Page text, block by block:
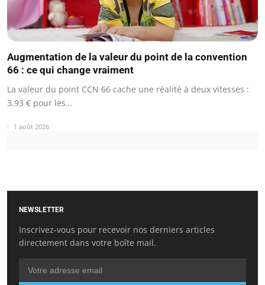
Augmentation de la valeur du point de la convention
66 : ce qui change vraiment
La valeur du point CCN 66 cache une réalité à deux vitesses :
3,93 € pour les…
1 août 2026
NEWSLETTER
Inscrivez-vous pour recevoir nos derniers articles
directement dans votre boîte mail.